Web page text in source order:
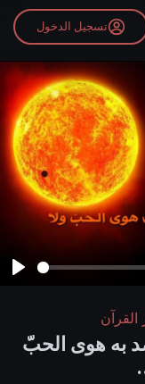
تسجيل الدخول
القرآن
به هوى الحبّ